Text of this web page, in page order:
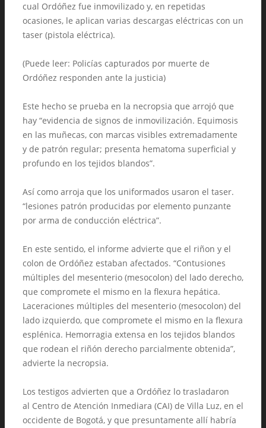
cual Ordóñez fue inmovilizado y, en repetidas
ocasiones, le aplican varias descargas eléctricas con un
taser (pistola eléctrica).
(Puede leer: Policías capturados por muerte de
Ordóñez responden ante la justicia)
Este hecho se prueba en la necropsia que arrojó que
hay “evidencia de signos de inmovilización. Equimosis
en las muñecas, con marcas visibles extremadamente
y de patrón regular; presenta hematoma superficial y
profundo en los tejidos blandos”.
Así como arroja que los uniformados usaron el taser.
“lesiones patrón producidas por elemento punzante
por arma de conducción eléctrica”.
En este sentido, el informe advierte que el riñon y el
colon de Ordóñez estaban afectados. “Contusiones
múltiples del mesenterio (mesocolon) del lado derecho,
que compromete el mismo en la flexura hepática.
Laceraciones múltiples del mesenterio (mesocolon) del
lado izquierdo, que compromete el mismo en la flexura
esplénica. Hemorragia extensa en los tejidos blandos
que rodean el riñón derecho parcialmente obtenida”,
advierte la necropsia.
Los testigos advierten que a Ordóñez lo trasladaron
al Centro de Atención Inmediara (CAI) de Villa Luz, en el
occidente de Bogotá, y que presuntamente allí habría